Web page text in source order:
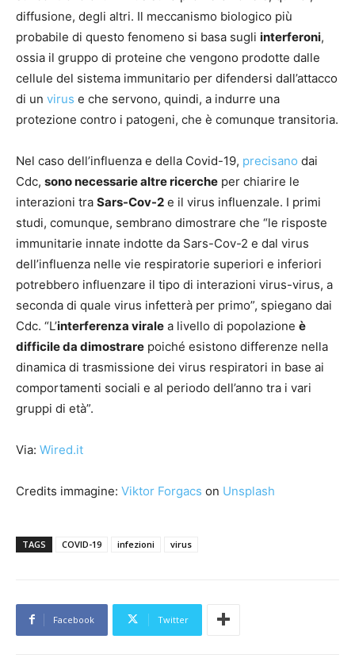
diffusione, degli altri. Il meccanismo biologico più
probabile di questo fenomeno si basa sugli interferoni,
ossia il gruppo di proteine che vengono prodotte dalle
cellule del sistema immunitario per difendersi dall’attacco
di un virus e che servono, quindi, a indurre una
protezione contro i patogeni, che è comunque transitoria.
Nel caso dell’influenza e della Covid-19, precisano dai
Cdc, sono necessarie altre ricerche per chiarire le
interazioni tra Sars-Cov-2 e il virus influenzale. I primi
studi, comunque, sembrano dimostrare che “le risposte
immunitarie innate indotte da Sars-Cov-2 e dal virus
dell’influenza nelle vie respiratorie superiori e inferiori
potrebbero influenzare il tipo di interazioni virus-virus, a
seconda di quale virus infetterà per primo”, spiegano dai
Cdc. “L’interferenza virale a livello di popolazione è
difficile da dimostrare poiché esistono differenze nella
dinamica di trasmissione dei virus respiratori in base ai
comportamenti sociali e al periodo dell’anno tra i vari
gruppi di età”.
Via: Wired.it
Credits immagine: Viktor Forgacs on Unsplash
TAGS COVID-19 infezioni virus
Facebook Twitter